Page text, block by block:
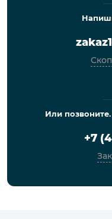
Или позвоните.
+7